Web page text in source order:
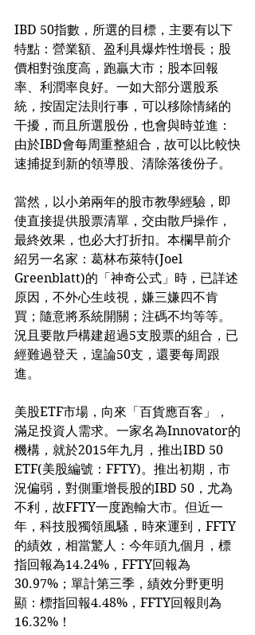
IBD 50指數，所選的目標，主要有以下
特點：營業額、盈利具爆炸性增長；股
價相對強度高，跑贏大市；股本回報
率、利潤率良好。一如大部分選股系
統，按固定法則行事，可以移除情緒的
干擾，而且所選股份，也會與時並進：
由於IBD會每周重整組合，故可以比較快
速捕捉到新的領導股、清除落後份子。
當然，以小弟兩年的股市教學經驗，即
使直接提供股票清單，交由散戶操作，
最終效果，也必大打折扣。本欄早前介
紹另一名家：葛林布萊特(Joel
Greenblatt)的「神奇公式」時，已詳述
原因，不外心生歧視，嫌三嫌四不肯
買；隨意將系統開關；注碼不均等等。
況且要散戶構建超過5支股票的組合，已
經難過登天，遑論50支，還要每周跟
進。
美股ETF市場，向來「百貨應百客」，
滿足投資人需求。一家名為Innovator的
機構，就於2015年九月，推出IBD 50
ETF(美股編號：FFTY)。推出初期，市
況偏弱，對側重增長股的IBD 50，尤為
不利，故FFTY一度跑輸大市。但近一
年，科技股獨領風騷，時來運到，FFTY
的績效，相當驚人：今年頭九個月，標
指回報為14.24%，FFTY回報為
30.97%；單計第三季，績效分野更明
顯：標指回報4.48%，FFTY回報則為
16.32%！